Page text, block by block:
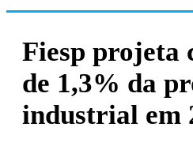
Fiesp projeta
de 1,3% da
industrial em